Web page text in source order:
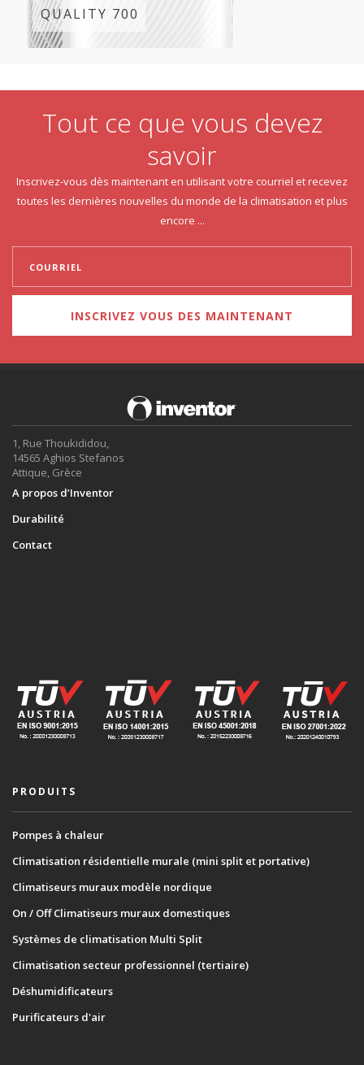
QUALITY 700
Tout ce que vous devez
savoir
Inscrivez-vous dès maintenant en utilisant votre courriel et recevez
toutes les dernières nouvelles du monde de la climatisation et plus
encore ...
INSCRIVEZ VOUS DES MAINTENANT
1, Rue Thoukididou,
14565 Aghios Stefanos
Attique, Grèce
A propos d’Inventor
Durabilité
Contact
PRODUITS
Pompes à chaleur
Climatisation résidentielle murale (mini split et portative)
Climatiseurs muraux modèle nordique
On / Off Climatiseurs muraux domestiques
Systèmes de climatisation Multi Split
Climatisation secteur professionnel (tertiaire)
Déshumidificateurs
Purificateurs d'air